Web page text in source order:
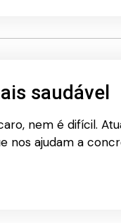
saudável
nem é difícil.
nos ajudam a